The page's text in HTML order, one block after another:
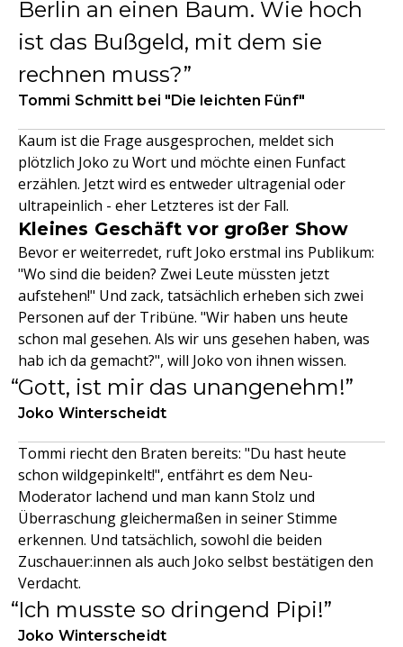
Berlin an einen Baum. Wie hoch
ist das Bußgeld, mit dem sie
rechnen muss?
Tommi Schmitt bei "Die leichten Fünf"
Kaum ist die Frage ausgesprochen, meldet sich
plötzlich Joko zu Wort und möchte einen Funfact
erzählen. Jetzt wird es entweder ultragenial oder
ultrapeinlich - eher Letzteres ist der Fall.
Kleines Geschäft vor großer Show
Bevor er weiterredet, ruft Joko erstmal ins Publikum:
"Wo sind die beiden? Zwei Leute müssten jetzt
aufstehen!" Und zack, tatsächlich erheben sich zwei
Personen auf der Tribüne. "Wir haben uns heute
schon mal gesehen. Als wir uns gesehen haben, was
hab ich da gemacht?", will Joko von ihnen wissen.
Gott, ist mir das unangenehm!
Joko Winterscheidt
Tommi riecht den Braten bereits: "Du hast heute
schon wildgepinkelt!", entfährt es dem Neu-
Moderator lachend und man kann Stolz und
Überraschung gleichermaßen in seiner Stimme
erkennen. Und tatsächlich, sowohl die beiden
Zuschauer:innen als auch Joko selbst bestätigen den
Verdacht.
Ich musste so dringend Pipi!
Joko Winterscheidt